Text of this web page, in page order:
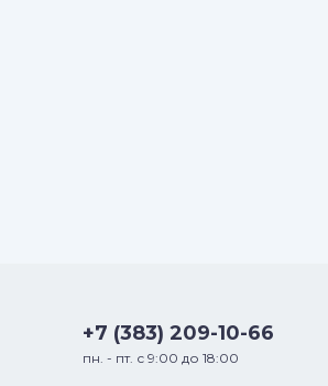
+7 (383) 209-10-66
пн. - пт. с 9:00 до 18:00